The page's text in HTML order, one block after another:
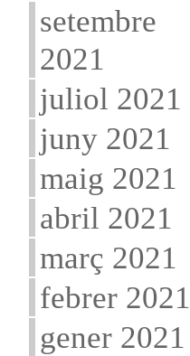
setembre
2021
juliol 2021
juny 2021
maig 2021
abril 2021
març 2021
febrer 2021
gener 2021